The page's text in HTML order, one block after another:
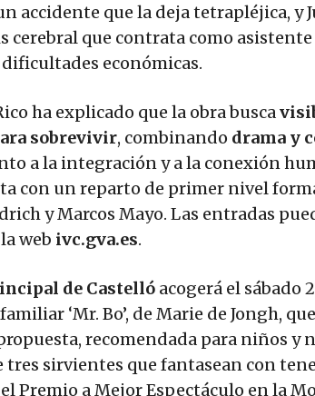
accidente que la deja tetrapléjica, y
que contrata como asistente
económicas.
ha explicado que la obra busca
sobrevivir, combinando drama y
a la integración y a la conexión
con un reparto de primer nivel
y Marcos Mayo. Las entradas
web ivc.gva.es.
de Castelló acogerá el sábado
‘Mr. Bo’, de Marie de Jongh,
recomendada para niños y
sirvientes que fantasean con
Premio a Mejor Espectáculo en la